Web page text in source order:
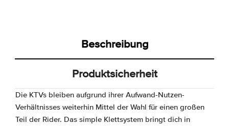
Beschreibung
Produktsicherheit
Die KTVs bleiben aufgrund ihrer Aufwand-Nutzen-
Verhältnisses weiterhin Mittel der Wahl für einen großen
Teil der Rider. Das simple Klettsystem bringt dich in